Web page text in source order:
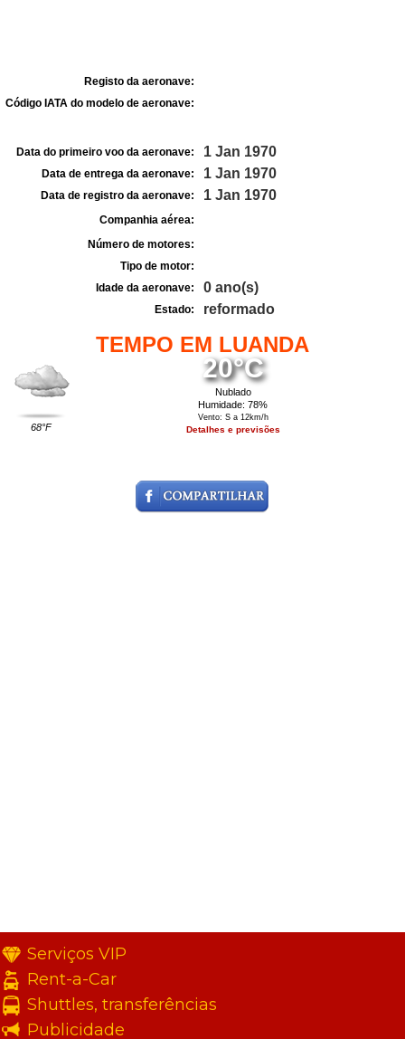
Registo da aeronave:
Código IATA do modelo de aeronave:
Data do primeiro voo da aeronave: 1 Jan 1970
Data de entrega da aeronave: 1 Jan 1970
Data de registro da aeronave: 1 Jan 1970
Companhia aérea:
Número de motores:
Tipo de motor:
Idade da aeronave:
0 ano(s)
Estado: reformado
TEMPO EM LUANDA
68°F
20°C
Nublado
Humidade: 78%
Vento: S a 12km/h
Detalhes e previsões
Serviços VIP
Rent-a-Car
Shuttles, transferências
Publicidade